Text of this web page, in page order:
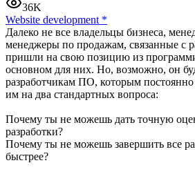
36K
Website development *
Далеко не все владельцы бизнеса,
менеджеры по продажам, связанные с
пришли на свою позицию из
основном для них. Но, возможно, он
разработчикам ПО, которым постоянно
им на два стандартных вопроса:
Почему ты не можешь дать точную
разработки?
Почему ты не можешь завершить все
быстрее?